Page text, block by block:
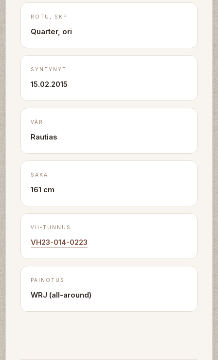
ROTU, SKP
Quarter, ori
SYNTYNYT
15.02.2015
VÄRI
Rautias
SÄKÄ
161 cm
VH-TUNNUS
VH23-014-0223
PAINOTUS
WRJ (all-around)